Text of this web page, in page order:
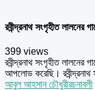
রবীন্দ্রনাথ সংগৃহীত লালনের
399 views
রবীন্দ্রনাথ সংগৃহীত লালনের
আপলোড করেছি। রবীন্দ্রনাথ
আবুল আহসান চৌধুরীরচনাবলী